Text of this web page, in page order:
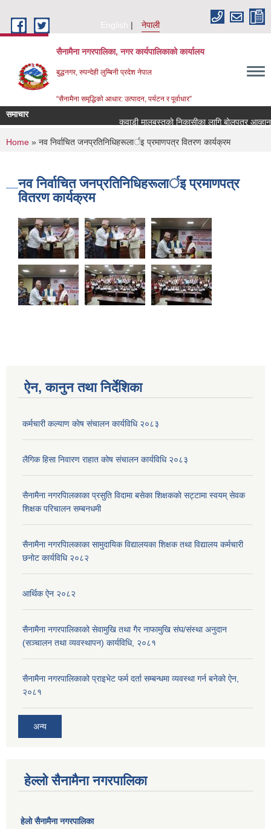
English
नेपाली
सैनामैना नगरपालिका, नगर कार्यपालिकाको कार्यालय
बुद्धनगर, रुपन्देही लुम्बिनी प्रदेश नेपाल
“सैनामैना समृद्धिको आधार: उत्पादन, पर्यटन र पूर्वाधार”
समाचार
कवाडी मालबस्तुकाे निकासीका लागि बाेलपत्र आव्हान
You are here
Home » नव निर्वाचित जनप्रतिनिधिहरूलार्इ प्रमाणपत्र वितरण कार्यक्रम
नव निर्वाचित जनप्रतिनिधिहरूलार्इ प्रमाणपत्र
वितरण कार्यक्रम
ऐन, कानुन तथा निर्देशिका
कर्मचारी कल्याण काेष संचालन कार्यविधि २०८३
लैगिक हिसा निवारण राहात कोष संचालन कार्यविधि २०८३
सैनामैना नगरपािलकाका प्रसुति विदामा बसेका शिक्षककाे सट्टामा स्वयम् सेवक
शिक्षक परिचालन सम्बनधमी
सैनामैना नगरपािलकाका सामुदायिक विद्यालयका शिक्षक तथा विद्यालय कर्मचारी
छनाेट कार्यविधि २०८२
आर्थिक ऐन २०८२
सैनामैना नगरपालिकाको सेवामुखि तथा गैर नाफामुखि संघ/संस्था अनुदान
(सञ्चालन तथा व्यवस्थापन) कार्यविधि, २०८१
सैनामैना नगरपालिकाको प्राइभेट फर्म दर्ता सम्बन्धमा व्यवस्था गर्न बनेको ऐन,
२०८१
अन्य
हेल्लो सैनामैना नगरपालिका
हेलाे सैनामैना नगरपालिका